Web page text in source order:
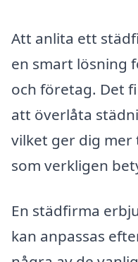
Att anlita ett
en smart lösning
och företag. Det
att överlåta
vilket ger dig
som verkligen
En städfirma
kan anpassas